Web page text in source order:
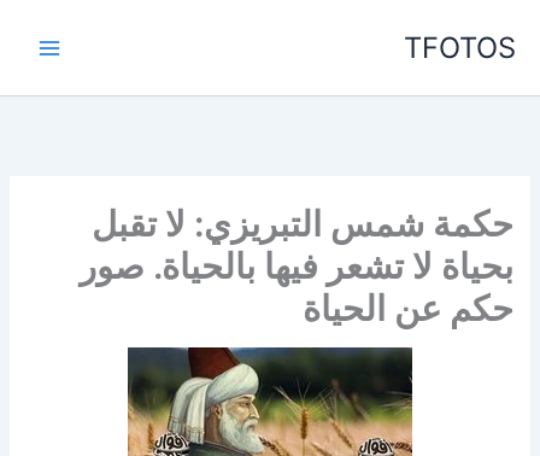
TFOTOS
حكمة شمس التبريزي: لا تقبل
بحياة لا تشعر فيها بالحياة. صور
حكم عن الحياة